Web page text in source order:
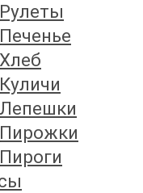
Рулеты
Печенье
Хлеб
Куличи
Лепешки
Пирожки
Пироги